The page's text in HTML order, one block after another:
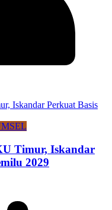
Timur, Iskandar
2029